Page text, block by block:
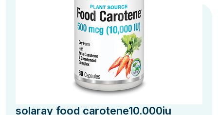
solaray food carotene10.000iu